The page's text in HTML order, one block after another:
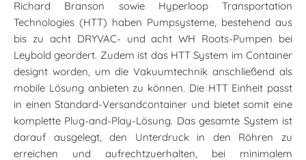
Richard Branson sowie Hyperloop Transportation
Technologies (HTT) haben Pumpsysteme, bestehend aus
bis zu acht DRYVAC- und acht WH Roots-Pumpen bei
Leybold geordert. Zudem ist das HTT System im Container
designt worden, um die Vakuumtechnik anschließend als
mobile Lösung anbieten zu können. Die HTT Einheit passt
in einen Standard-Versandcontainer und bietet somit eine
komplette Plug-and-Play-Lösung. Das gesamte System ist
darauf ausgelegt, den Unterdruck in den Röhren zu
erreichen und aufrechtzuerhalten, bei minimalem